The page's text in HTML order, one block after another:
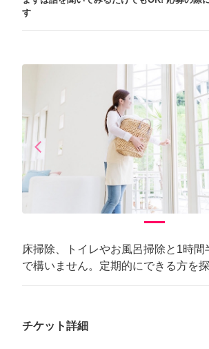
す
arrow_back_iosPrevious
床掃除、トイレやお風呂掃除と1時間
で構いません。定期的にできる方を探
チケット詳細